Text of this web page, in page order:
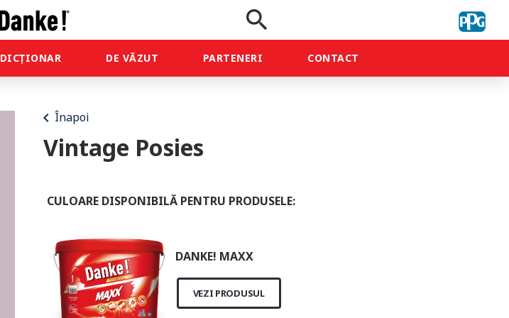
search
DICȚIONAR DE VĂZUT PARTENERI CONTACT
chevron_left Înapoi
Vintage Posies
CULOARE DISPONIBILĂ PENTRU PRODUSELE:
DANKE! MAXX
VEZI PRODUSUL